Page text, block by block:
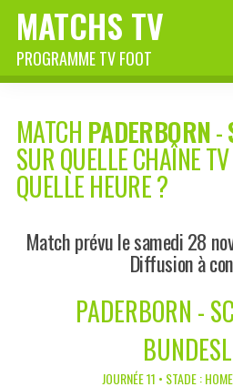
MATCHS TV
PROGRAMME TV FOOT
MATCH PADERBORN-
SUR QUELLE CHAÎNE
QUELLE HEURE ?
Match prévu le samedi 28
Diffusion à
PADERBORN -
JOURNÉE 11 • STADE :